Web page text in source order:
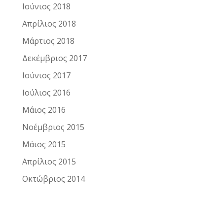
Ιούνιος 2018
Απρίλιος 2018
Μάρτιος 2018
Δεκέμβριος 2017
Ιούνιος 2017
Ιούλιος 2016
Μάιος 2016
Νοέμβριος 2015
Μάιος 2015
Απρίλιος 2015
Οκτώβριος 2014